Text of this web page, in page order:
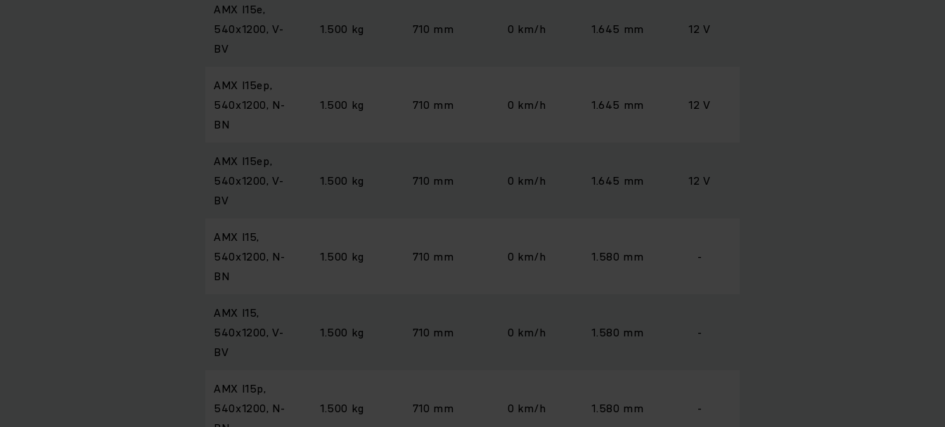
AMX I15e,
540x1200, V-
BV
1.500 kg 710 mm 0 km/h 1.645 mm 12 V
AMX I15ep,
540x1200, N-
BN
1.500 kg 710 mm 0 km/h 1.645 mm 12 V
AMX I15ep,
540x1200, V-
BV
1.500 kg 710 mm 0 km/h 1.645 mm 12 V
AMX I15,
540x1200, N-
BN
1.500 kg 710 mm 0 km/h 1.580 mm -
AMX I15,
540x1200, V-
BV
1.500 kg 710 mm 0 km/h 1.580 mm -
AMX I15p,
540x1200, N-
1.500 kg 710 mm 0 km/h 1.580 mm -